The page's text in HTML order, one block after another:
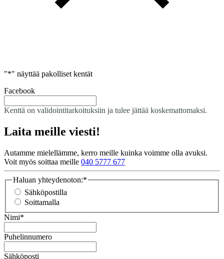
"*" näyttää pakolliset kentät
Facebook
Kenttä on validointitarkoituksiin ja tulee jättää koskemattomaksi.
Laita meille viesti!
Autamme mielellämme, kerro meille kuinka voimme olla avuksi.
Voit myös soittaa meille 040 5777 677
Haluan yhteydenoton:*
Sähköpostilla
Soittamalla
Nimi*
Puhelinnumero
Sähköposti